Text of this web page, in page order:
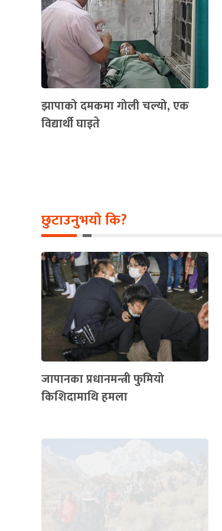
झापाको दमकमा गोली चल्यो, एक
विद्यार्थी घाइते
छुटाउनुभयो कि?
जापानका प्रधानमन्त्री फुमियो
किशिदामाथि हमला